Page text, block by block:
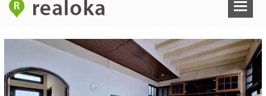
% /th
Untuk hasil simulasi